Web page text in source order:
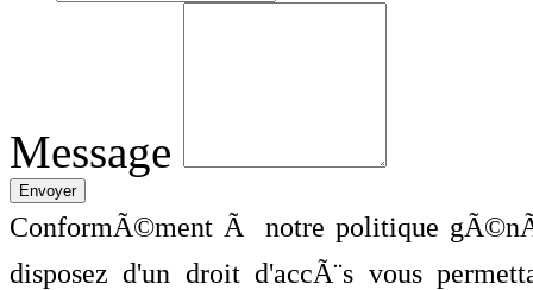
Message
ConformÃ©ment Ã notre politique
disposez d'un droit d'accÃ¨s vous